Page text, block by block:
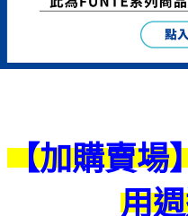
【加購賣場
用